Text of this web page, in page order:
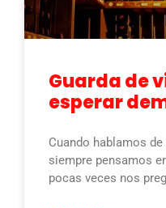
Guarda de
esperar
Cuando hablamos
siempre pensamos
pocas veces nos